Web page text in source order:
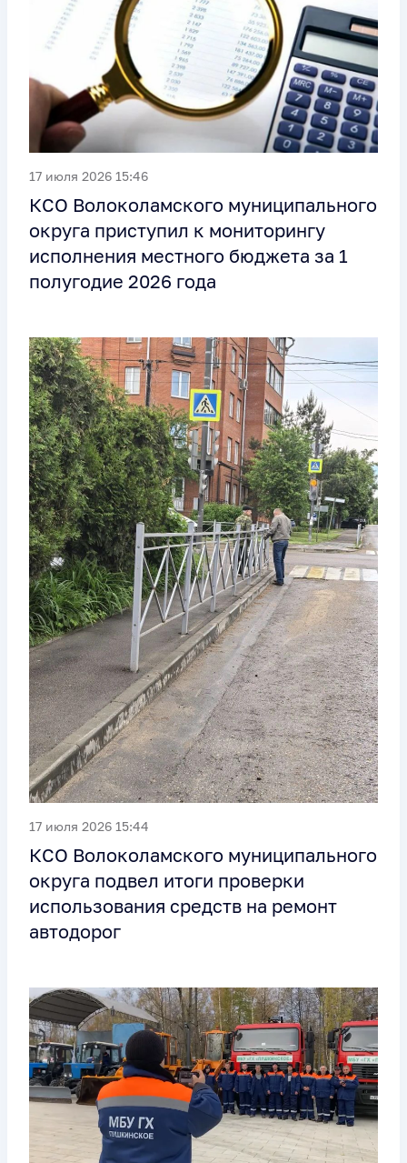
17 июля 2026 15:46
КСО Волоколамского муниципального
округа приступил к мониторингу
исполнения местного бюджета за 1
полугодие 2026 года
17 июля 2026 15:44
КСО Волоколамского муниципального
округа подвел итоги проверки
использования средств на ремонт
автодорог